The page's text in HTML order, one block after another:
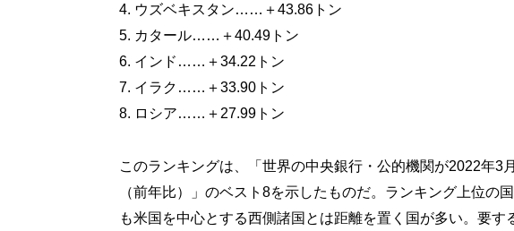
4. ウズベキスタン……＋43.86トン
5. カタール……＋40.49トン
6. インド……＋34.22トン
7. イラク……＋33.90トン
8. ロシア……＋27.99トン
このランキングは、「世界の中央銀行・公的機関が2022年3
（前年比）」のベスト8を示したものだ。ランキング上位の
も米国を中心とする西側諸国とは距離を置く国が多い。要